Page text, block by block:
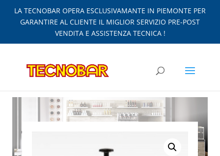
LA TECNOBAR OPERA ESCLUSIVAMANTE IN PIEMONTE PER
GARANTIRE AL CLIENTE IL MIGLIOR SERVIZIO PRE-POST
VENDITA E ASSISTENZA TECNICA !